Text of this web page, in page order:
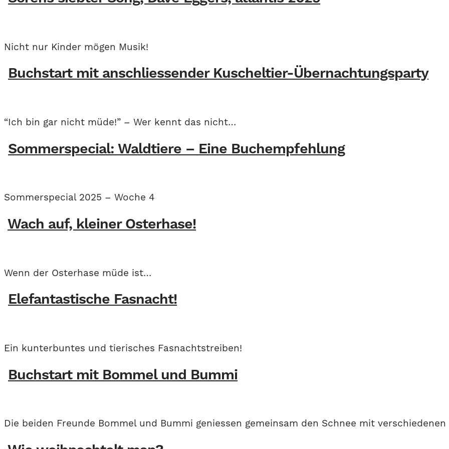
Nicht nur Kinder mögen Musik!
Buchstart mit anschliessender Kuscheltier-Übernachtungsparty
“Ich bin gar nicht müde!” – Wer kennt das nicht…
Sommerspecial: Waldtiere – Eine Buchempfehlung
Sommerspecial 2025 – Woche 4
Wach auf, kleiner Osterhase!
Wenn der Osterhase müde ist…
Elefantastische Fasnacht!
Ein kunterbuntes und tierisches Fasnachtstreiben!
Buchstart mit Bommel und Bummi
Die beiden Freunde Bommel und Bummi geniessen gemeinsam den Schnee mit